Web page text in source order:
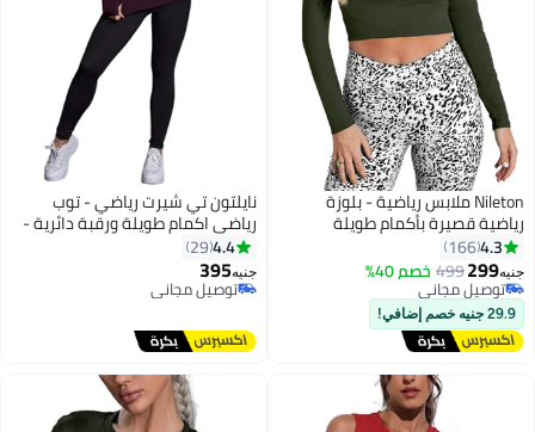
Nileton ملابس رياضية - بلوزة
رياضية قصيرة بأكمام طويلة
4.3
166
جنيه299
499 خصم 40%
توصيل مجاني
توصيل مجاني
29.9 جنيه خصم إضافي!
نايلتون تي شيرت رياضي - توب
رياضي اكمام طويلة ورقبة دائرية -
للنساء
4.4
29
جنيه395
توصيل مجاني
توصيل مجاني